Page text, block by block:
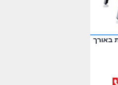
באורך